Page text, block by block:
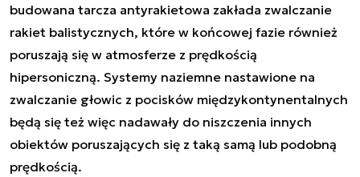
budowana tarcza antyrakietowa zakłada zwalczanie
rakiet balistycznych, które w końcowej fazie również
poruszają się w atmosferze z prędkością
hipersoniczną. Systemy naziemne nastawione na
zwalczanie głowic z pocisków międzykontynentalnych
będą się też więc nadawały do niszczenia innych
obiektów poruszających się z taką samą lub podobną
prędkością.